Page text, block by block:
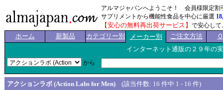
アルマジャパンへようこそ！ 会員様限定割
サプリメントから機能性食品を中心に厳選
【安心の無料再出荷サービス】 で安心し
ホーム 新製品 カテゴリー別 メーカー別 ご注文方法
インターネット通販の２９年の
から
アクションラボ (Action Labs for Men) (該当件数: 16 件中 1 - 16 件)